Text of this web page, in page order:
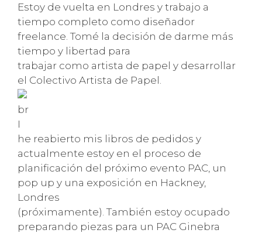
Estoy de vuelta en Londres y trabajo a
tiempo completo como diseñador
freelance. Tomé la decisión de darme más
tiempo y libertad para
trabajar como artista de papel y desarrollar
el Colectivo Artista de Papel.
br
I
he reabierto mis libros de pedidos y
actualmente estoy en el proceso de
planificación del próximo evento PAC, un
pop up y una exposición en Hackney,
Londres
(próximamente). También estoy ocupado
preparando piezas para un PAC Ginebra